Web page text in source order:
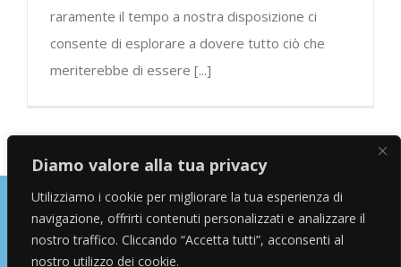
Diamo valore alla tua privacy
Utilizziamo i cookie per migliorare la tua esperienza di
navigazione, offrirti contenuti personalizzati e analizzare il
nostro traffico. Cliccando “Accetta tutti”, acconsenti al
nostro utilizzo dei cookie.
raramente il tempo a nostra disposizione ci
consente di esplorare a dovere tutto ciò che
meriterebbe di essere [...]
Copyright © 2026 Alessandro Marras | Travel Blogger | Influencer